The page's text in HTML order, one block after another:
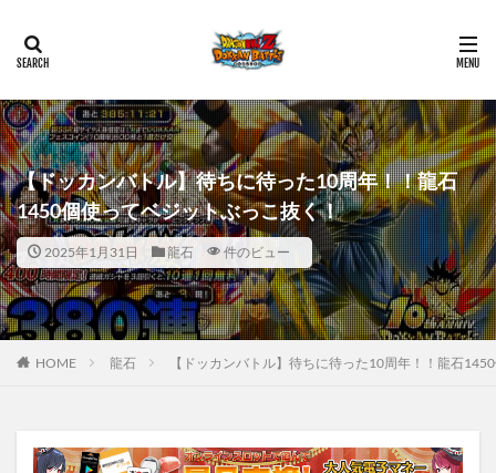
【ドッカンバトル】待ちに待った10周年！！龍石
1450個使ってベジットぶっこ抜く！
2025年1月31日 龍石 件のビュー
HOME 龍石 【ドッカンバトル】待ちに待った10周年！！龍石